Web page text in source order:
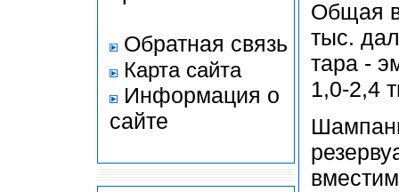
Обратная связь
Карта сайта
Информация о
сайте
Общая
тыс.
тара -
1,0-2,4